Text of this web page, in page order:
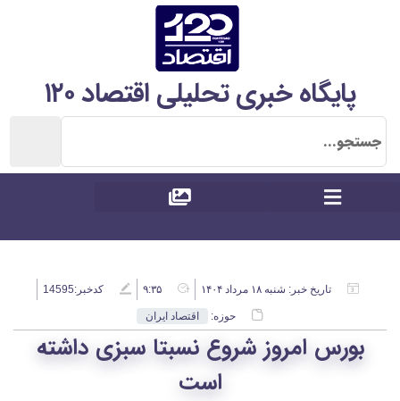
پایگاه خبری تحلیلی اقتصاد ۱۲۰
تاریخ خبر: شنبه ۱۸ مرداد ۱۴۰۴ ۹:۳۵ کدخبر:14595
حوزه: اقتصاد ایران
بورس امروز شروع نسبتا سبزی داشته
است